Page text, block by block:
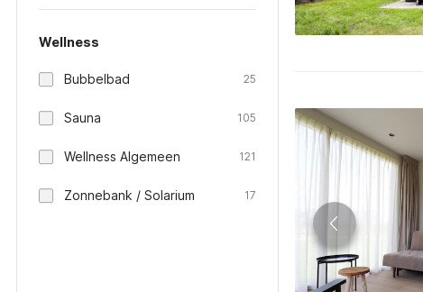
Wellness
Bubbelbad 25
Sauna 105
Wellness Algemeen 121
Zonnebank / Solarium 17